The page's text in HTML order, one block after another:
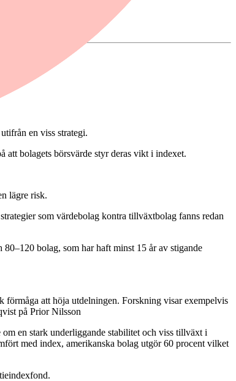
en viss strategi.
att bolagets börsvärde styr deras vikt i indexet.
lägre risk.
som värdebolag kontra tillväxtbolag fanns redan
bolag, som har haft minst 15 år av stigande
att höja utdelningen. Forskning visar exempelvis
på Prior Nilsson
en stark underliggande stabilitet och viss tillväxt i
med index, amerikanska bolag utgör 60 procent vilket